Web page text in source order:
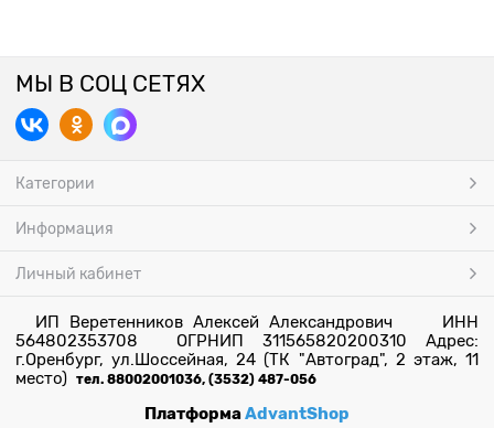
МЫ В СОЦ СЕТЯХ
Категории
Информация
Личный кабинет
ИП Веретенников Алексей Александрович ИНН
564802353708 ОГРНИП 311565820200310 Адрес:
г.Оренбург, ул.Шоссейная, 24 (ТК "Автоград", 2 этаж, 11
место) тел. 88002001036, (3532) 487-056
ПлатформаAdvantShop